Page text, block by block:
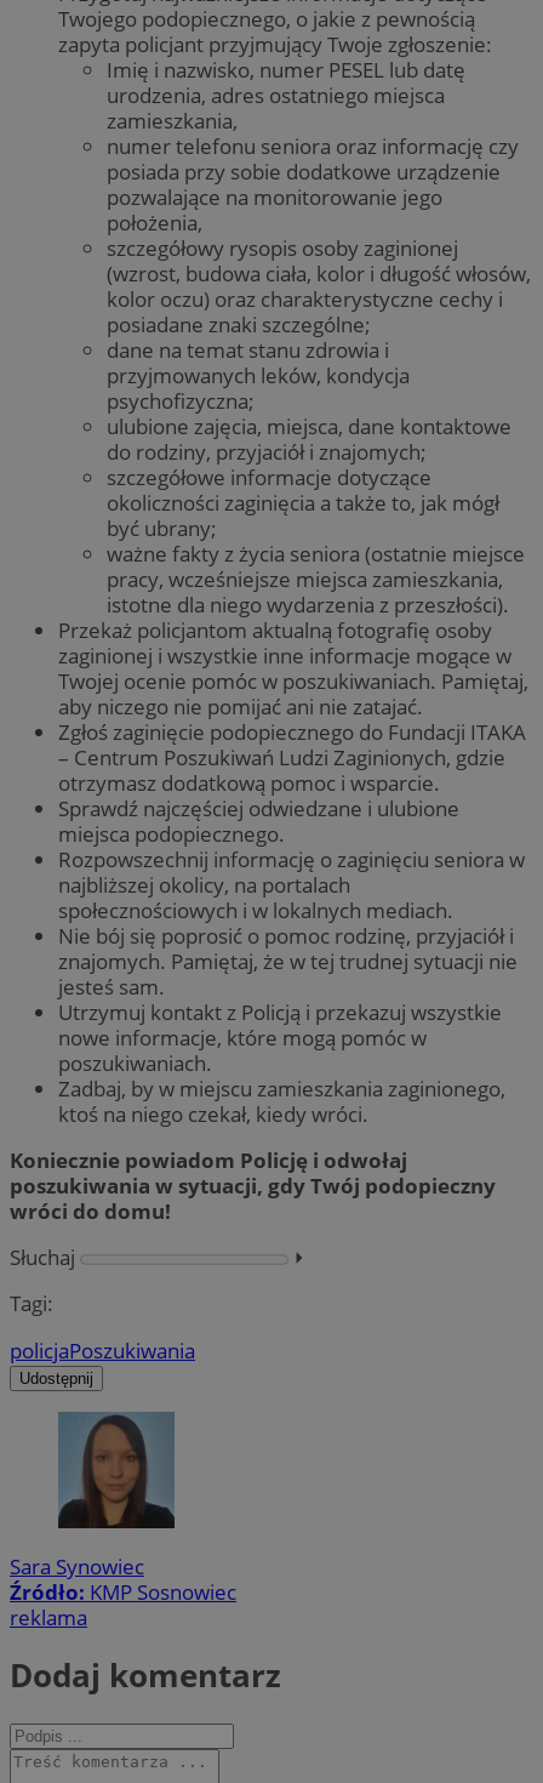
Twojego podopiecznego, o jakie z pewnością
zapyta policjant przyjmujący Twoje zgłoszenie:
Imię i nazwisko, numer PESEL lub datę
urodzenia, adres ostatniego miejsca
zamieszkania,
numer telefonu seniora oraz informację czy
posiada przy sobie dodatkowe urządzenie
pozwalające na monitorowanie jego
położenia,
szczegółowy rysopis osoby zaginionej
(wzrost, budowa ciała, kolor i długość włosów,
kolor oczu) oraz charakterystyczne cechy i
posiadane znaki szczególne;
dane na temat stanu zdrowia i
przyjmowanych leków, kondycja
psychofizyczna;
ulubione zajęcia, miejsca, dane kontaktowe
do rodziny, przyjaciół i znajomych;
szczegółowe informacje dotyczące
okoliczności zaginięcia a także to, jak mógł
być ubrany;
ważne fakty z życia seniora (ostatnie miejsce
pracy, wcześniejsze miejsca zamieszkania,
istotne dla niego wydarzenia z przeszłości).
Przekaż policjantom aktualną fotografię osoby
zaginionej i wszystkie inne informacje mogące w
Twojej ocenie pomóc w poszukiwaniach. Pamiętaj,
aby niczego nie pomijać ani nie zatajać.
Zgłoś zaginięcie podopiecznego do Fundacji ITAKA
– Centrum Poszukiwań Ludzi Zaginionych, gdzie
otrzymasz dodatkową pomoc i wsparcie.
Sprawdź najczęściej odwiedzane i ulubione
miejsca podopiecznego.
Rozpowszechnij informację o zaginięciu seniora w
najbliższej okolicy, na portalach
społecznościowych i w lokalnych mediach.
Nie bój się poprosić o pomoc rodzinę, przyjaciół i
znajomych. Pamiętaj, że w tej trudnej sytuacji nie
jesteś sam.
Utrzymuj kontakt z Policją i przekazuj wszystkie
nowe informacje, które mogą pomóc w
poszukiwaniach.
Zadbaj, by w miejscu zamieszkania zaginionego,
ktoś na niego czekał, kiedy wróci.
Koniecznie powiadom Policję i odwołaj
poszukiwania w sytuacji, gdy Twój podopieczny
wróci do domu!
Słuchaj
⏵︎
Tagi:
policjaPoszukiwania
Udostępnij
Sara Synowiec
Źródło: KMP Sosnowiec
reklama
Dodaj komentarz